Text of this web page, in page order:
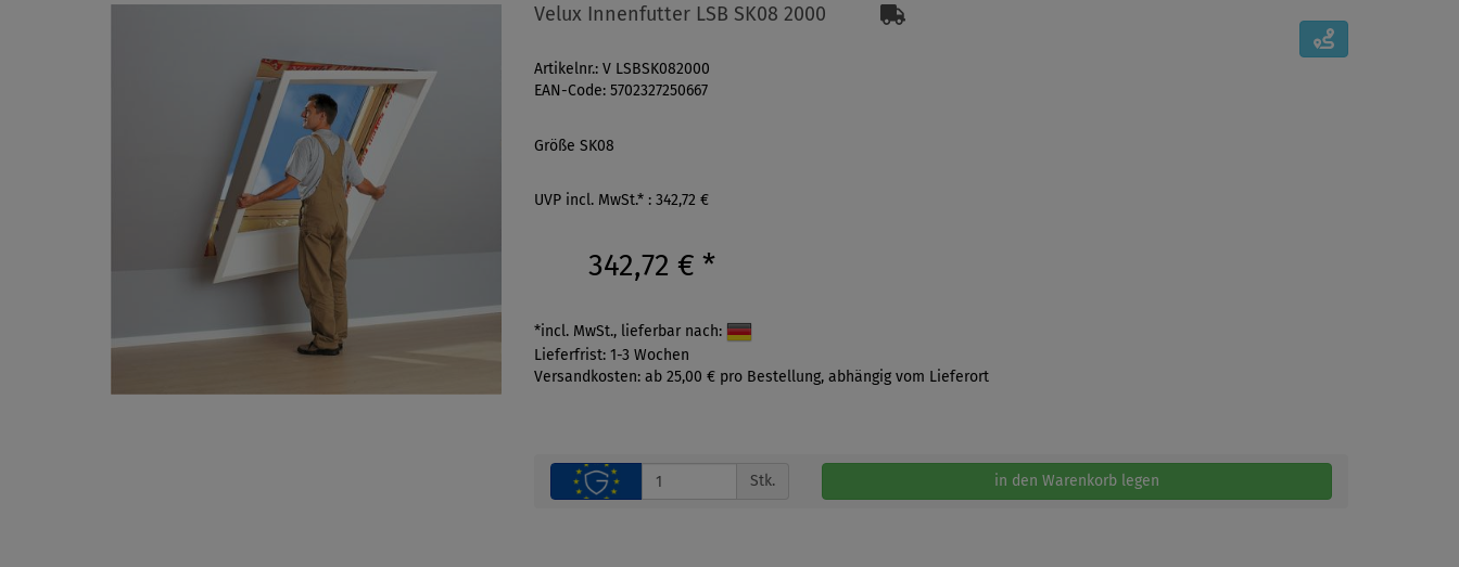
Velux Innenfutter LSB SK08 2000
Artikelnr.: V LSBSK082000
EAN-Code: 5702327250667
Größe SK08
UVP incl. MwSt.* : 342,72 €
342,72 € *
*incl. MwSt., lieferbar nach:
Lieferfrist: 1-3 Wochen
Versandkosten: ab 25,00 € pro Bestellung, abhängig vom Lieferort
Stk. in den Warenkorb legen